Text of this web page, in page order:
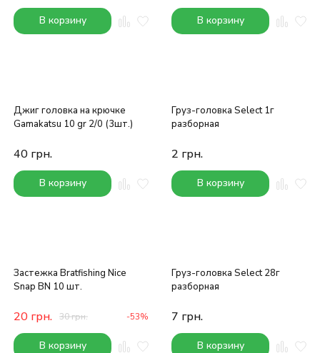
В корзину В корзину
Джиг головка на крючке
Gamakatsu 10 gr 2/0 (3шт.)
40 грн.
В корзину
Груз-головка Select 1г
разборная
2 грн.
В корзину
Застежка Bratfishing Nice
Snap BN 10 шт.
20 грн. 30грн. -53%
В корзину
Груз-головка Select 28г
разборная
7 грн.
В корзину